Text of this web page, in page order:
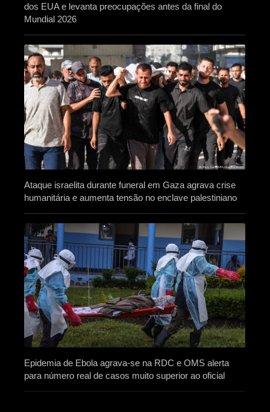
dos EUA e levanta preocupações antes da final do
Mundial 2026
Ataque israelita durante funeral em Gaza agrava crise
humanitária e aumenta tensão no enclave palestiniano
Epidemia de Ebola agrava-se na RDC e OMS alerta
para número real de casos muito superior ao oficial